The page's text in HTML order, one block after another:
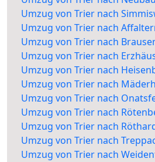
Umzug von Trier nach
Umzug von Trier nach
Umzug von Trier nach
Umzug von Trier nach
Umzug von Trier nach
Umzug von Trier nach
Umzug von Trier nach
Umzug von Trier nach
Umzug von Trier nach
Umzug von Trier nach
Umzug von Trier nach